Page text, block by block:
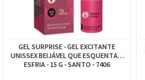
GEL SURPRISE - GEL EXCITANTE
UNISSEX BEIJÁVEL QUE ESQUENTA E
ESFRIA - 15 G - SANTO - 7406